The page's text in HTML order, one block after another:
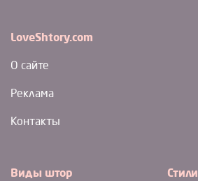
LoveShtory.com
О сайте
Реклама
Контакты
Виды штор Стили